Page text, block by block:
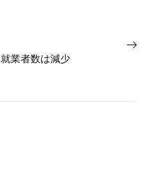
業者数は減少